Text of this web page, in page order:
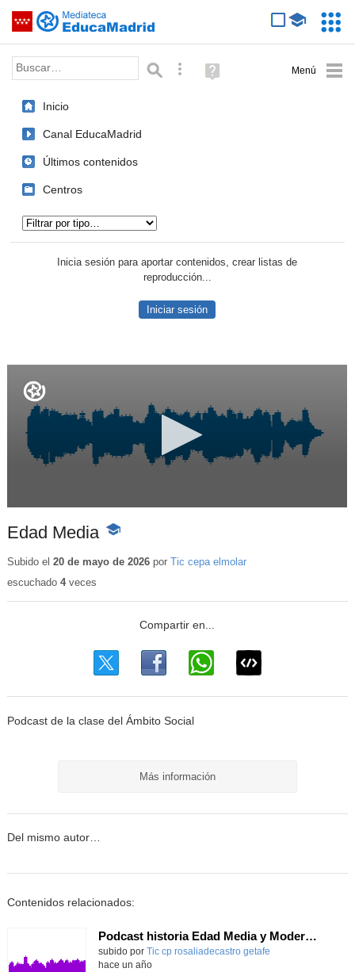
Saltar navegación
Palabra o frase: Búsqueda avanzada
Ayuda
(en
Inicio
Canal EducaMadrid
Últimos contenidos
Centros
Inicia sesión para aportar contenidos, crear listas de
reproducción...
Iniciar sesión
Edad Media -
educativo
Subido el 20 de mayo de 2026por Tic cepa elmolar
escuchado 4veces
Podcast de la clase del Ámbito Social
Más información
Del mismo autor…
Contenidos relacionados:
Podcast historia Edad Media y Moderna Episodio 3
Contenido educativo.
subido por Tic cp rosaliadecastro getafe
hace un año